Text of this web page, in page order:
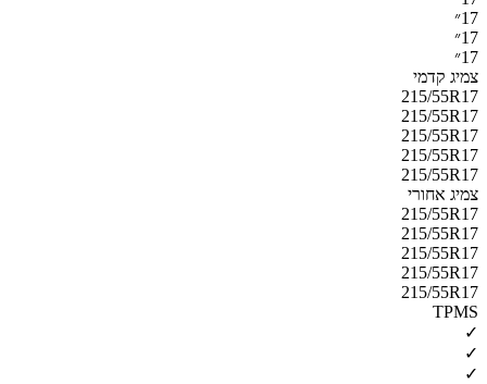
17״
17״
17״
צמיג קדמי
215/55R17
215/55R17
215/55R17
215/55R17
215/55R17
צמיג אחורי
215/55R17
215/55R17
215/55R17
215/55R17
215/55R17
TPMS
✓
✓
✓